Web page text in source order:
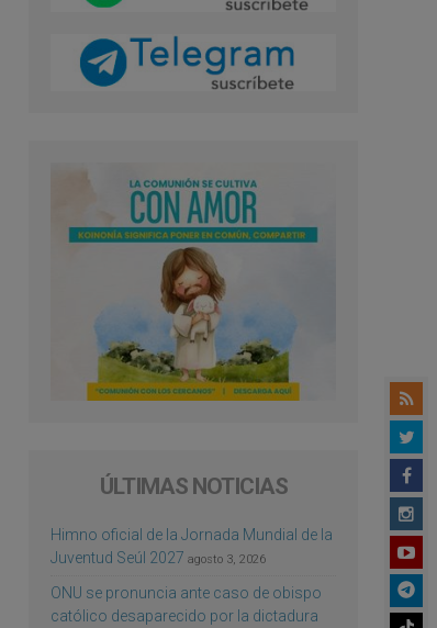
ÚLTIMAS NOTICIAS
Himno oficial de la Jornada Mundial de la
Juventud Seúl 2027 agosto 3, 2026
ONU se pronuncia ante caso de obispo
católico desaparecido por la dictadura